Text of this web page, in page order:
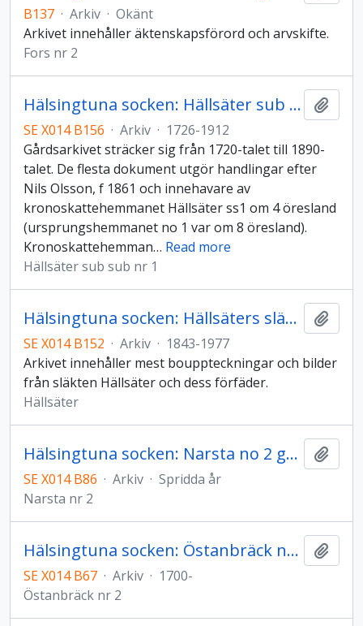
B137 · Arkiv · Okänt
Arkivet innehåller äktenskapsförord och arvskifte.
Fors nr 2
Hälsingtuna socken: Hällsäter sub sub 1
SE X014 B156 · Arkiv · 1726-1912
Gårdsarkivet sträcker sig från 1720-talet till 1890-
talet. De flesta dokument utgör handlingar efter
Nils Olsson, f 1861 och innehavare av
kronoskattehemmanet Hällsäter ss1 om 4 öresland
(ursprungshemmanet no 1 var om 8 öresland).
Kronoskattehemman… Read more
Hällsäter sub sub nr 1
Hälsingtuna socken: Hällsäters släktarkiv
SE X014 B152 · Arkiv · 1843-1977
Arkivet innehåller mest bouppteckningar och bilder
från släkten Hällsäter och dess förfäder.
Hällsäter
Hälsingtuna socken: Narsta no 2 gårdsarkiv
SE X014 B86 · Arkiv · Spridda år
Narsta nr 2
Hälsingtuna socken: Östanbräck no 2 gårdsarkiv
SE X014 B67 · Arkiv · 1700-
Östanbräck nr 2